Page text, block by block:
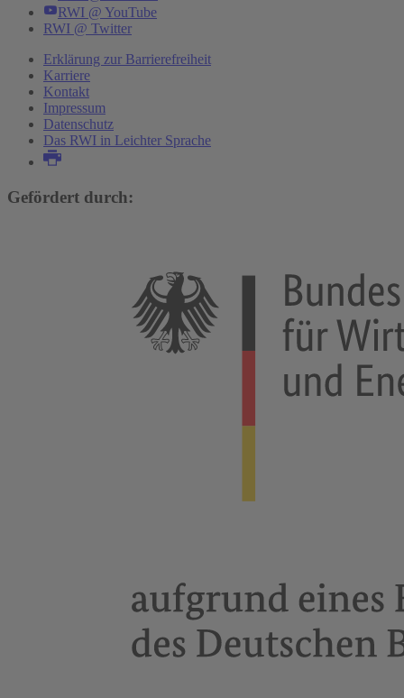
RWI @ YouTube
RWI @ Twitter
Erklärung zur Barrierefreiheit
Karriere
Kontakt
Impressum
Datenschutz
Das RWI in Leichter Sprache
Gefördert durch: